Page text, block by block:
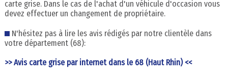
carte grise. Dans le cas de l'achat d'un véhicule d'occasion vous
devez effectuer un changement de propriétaire.
N'hésitez pas à lire les avis rédigés par notre clientèle dans
votre département (68):
>> Avis carte grise par internet dans le 68 (Haut Rhin) <<